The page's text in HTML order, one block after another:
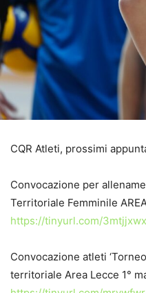
CQR Atleti, prossimi
Convocazione per
Territoriale Femminile
https://tinyurl.com/3mtjjxwx
Convocazione atleti
territoriale Area Lecce 1°